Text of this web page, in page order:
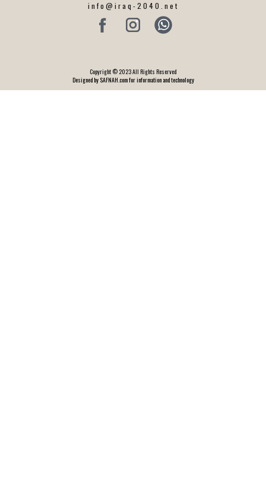
info@iraq-2040.net
Copyright © 2023 All Rights Reserved
Designed by SAFNAH.com for information and technology